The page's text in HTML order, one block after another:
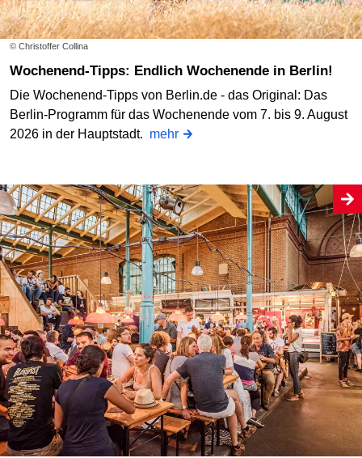
© Christoffer Collina
Wochenend-Tipps: Endlich Wochenende in Berlin!
Die Wochenend-Tipps von Berlin.de - das Original: Das
Berlin-Programm für das Wochenende vom 7. bis 9. August
2026 in der Hauptstadt. mehr